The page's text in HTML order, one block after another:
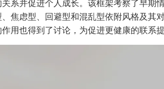
系并促进个人成长。该框架考察了早期
焦虑型、回避型和混乱型依附风格及其
用也得到了讨论，为促进更健康的联系提